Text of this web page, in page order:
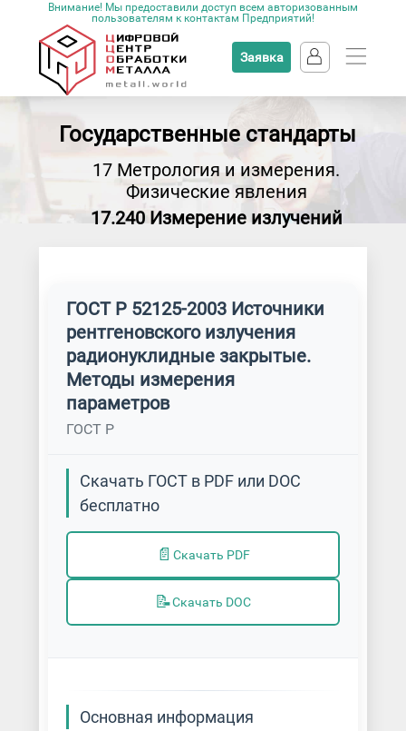
Внимание! Мы предоставили доступ всем авторизованным
пользователям к контактам Предприятий!
Заявка
Государственные стандарты
17 Метрология и измерения.
Физические явления
17.240 Измерение излучений
ГОСТ Р 52125-2003 Источники
рентгеновского излучения
радионуклидные закрытые.
Методы измерения
параметров
ГОСТ Р
Скачать ГОСТ в PDF или DOC
бесплатно
📄 Скачать PDF
📝Скачать DOC
Основная информация